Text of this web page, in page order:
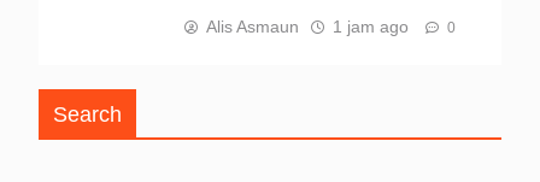
Alis Asmaun 1 jam ago 0
Search